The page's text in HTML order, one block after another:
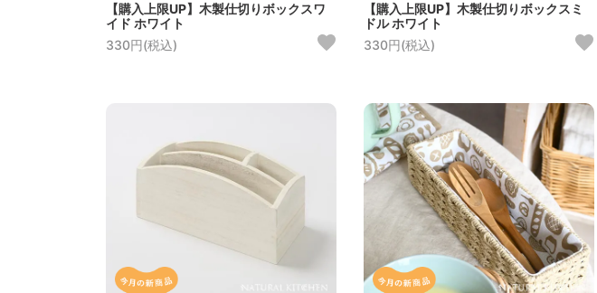
【購入上限UP】木製仕切りボックスワ
イド ホワイト
330円(税込)
【購入上限UP】木製仕切りボックスミ
ドル ホワイト
330円(税込)